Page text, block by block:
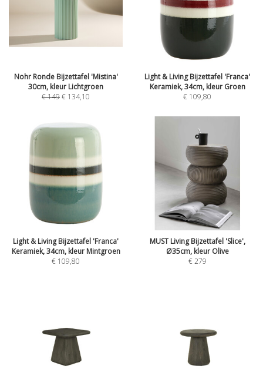
Nohr Ronde Bijzettafel 'Mistina'
30cm, kleur Lichtgroen
€149€ 134,10
Light & Living Bijzettafel 'Franca'
Keramiek, 34cm, kleur Groen
€ 109,80
Light & Living Bijzettafel 'Franca'
Keramiek, 34cm, kleur Mintgroen
€ 109,80
MUST Living Bijzettafel 'Slice',
Ø35cm, kleur Olive
€279